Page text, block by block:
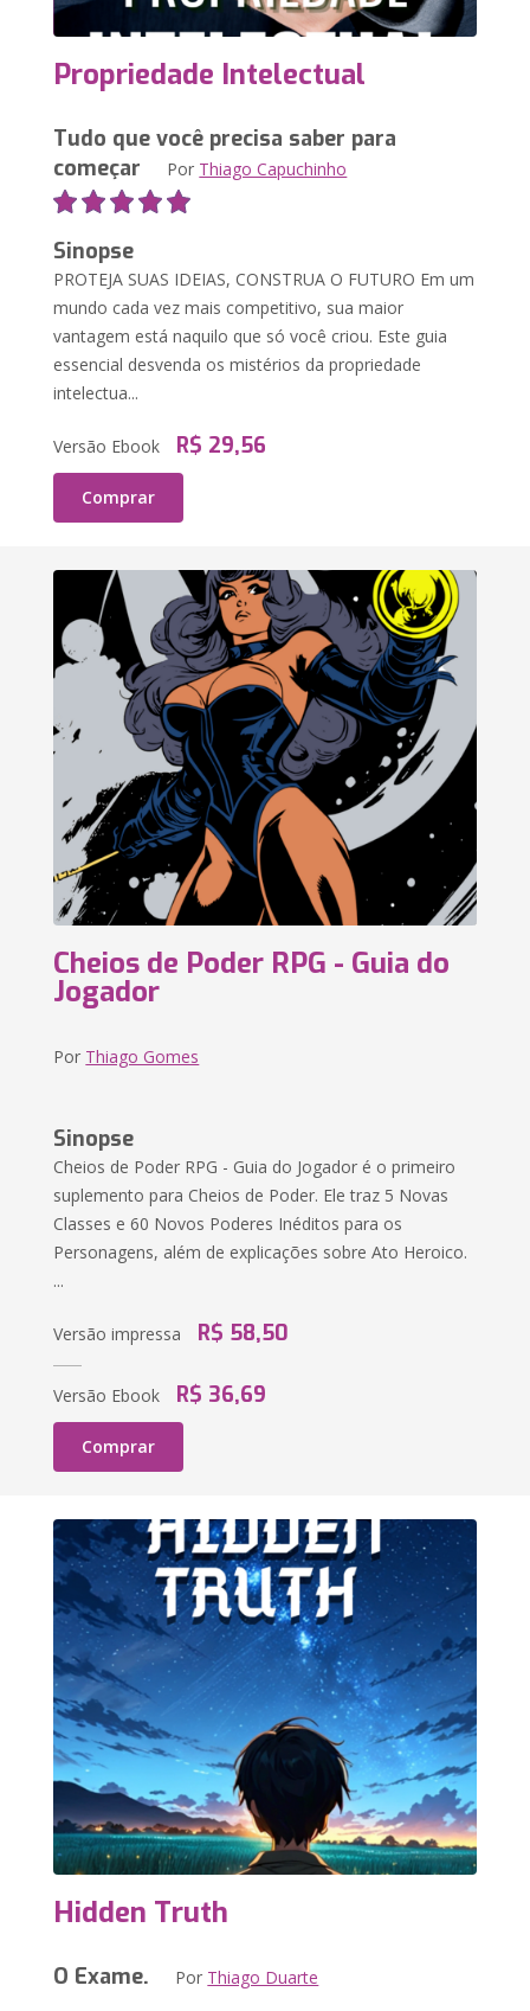
Propriedade Intelectual
Tudo que você precisa saber para
começar Por Thiago Capuchinho
Sinopse
PROTEJA SUAS IDEIAS, CONSTRUA O FUTURO Em um
mundo cada vez mais competitivo, sua maior
vantagem está naquilo que só você criou. Este guia
essencial desvenda os mistérios da propriedade
intelectua...
Versão Ebook R$ 29,56
Comprar
Cheios de Poder RPG - Guia do
Jogador
Por Thiago Gomes
Sinopse
Cheios de Poder RPG - Guia do Jogador é o primeiro
suplemento para Cheios de Poder. Ele traz 5 Novas
Classes e 60 Novos Poderes Inéditos para os
Personagens, além de explicações sobre Ato Heroico.
...
Versão impressa R$ 58,50
Versão Ebook R$ 36,69
Comprar
Hidden Truth
O Exame. Por Thiago Duarte